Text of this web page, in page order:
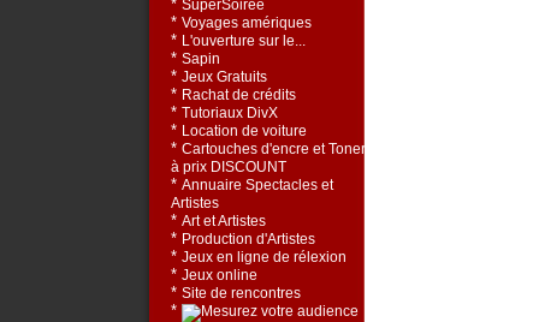
* SuperSoirée
* Voyages amériques
* L'ouverture sur le...
* Sapin
* Jeux Gratuits
* Rachat de crédits
* Tutoriaux DivX
* Location de voiture
* Cartouches d'encre et Toners
à prix DISCOUNT
* Annuaire Spectacles et
Artistes
* Art et Artistes
* Production d'Artistes
* Jeux en ligne de rélexion
* Jeux online
* Site de rencontres
*